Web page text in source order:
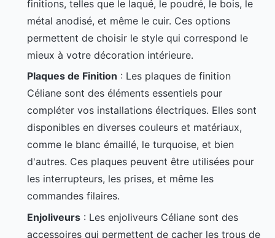
finitions, telles que le laqué, le poudré, le bois, le
métal anodisé, et même le cuir. Ces options
permettent de choisir le style qui correspond le
mieux à votre décoration intérieure.
Plaques de Finition : Les plaques de finition
Céliane sont des éléments essentiels pour
compléter vos installations électriques. Elles sont
disponibles en diverses couleurs et matériaux,
comme le blanc émaillé, le turquoise, et bien
d'autres. Ces plaques peuvent être utilisées pour
les interrupteurs, les prises, et même les
commandes filaires.
Enjoliveurs : Les enjoliveurs Céliane sont des
accessoires qui permettent de cacher les trous de